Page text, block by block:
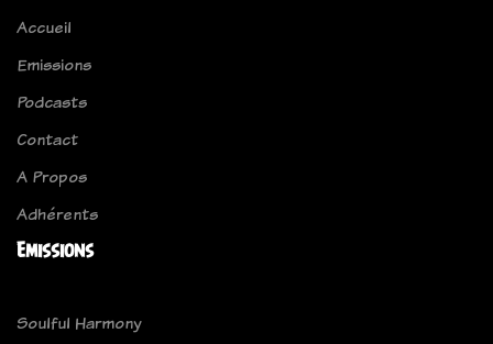
Accueil
Emissions
Podcasts
Contact
A Propos
Adhérents
Emissions
Soulful Harmony